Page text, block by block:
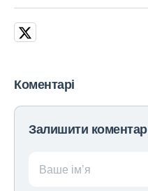
Коментарі
Залишити коментар
Ваше ім’я